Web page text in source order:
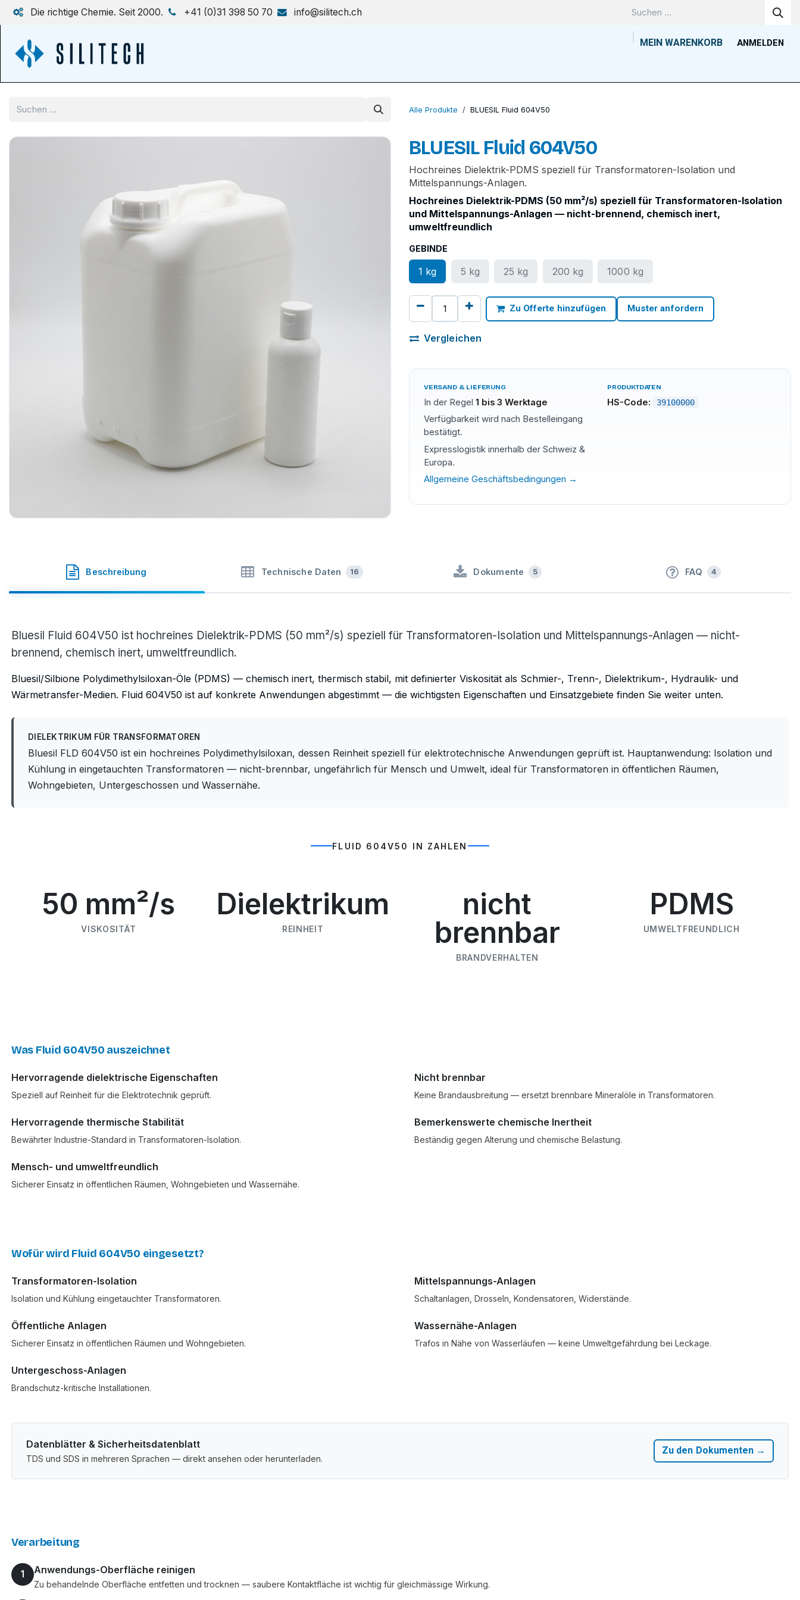
Zum Inhalt springen
Die richtige Chemie. Seit 2000. +41 (0)31 398 50 70 info@silitech.ch
MEIN WARENKORB ANMELDEN
Alle Produkte BLUESIL Fluid 604V50
BLUESIL Fluid 604V50
Hochreines Dielektrik-PDMS speziell für Transformatoren-Isolation und
Mittelspannungs-Anlagen.
Hochreines Dielektrik-PDMS (50 mm²/s) speziell für Transformatoren-Isolation
und Mittelspannungs-Anlagen — nicht-brennend, chemisch inert,
umweltfreundlich
GEBINDE
1 kg 5 kg 25 kg 200 kg 1000 kg
Zu Offerte hinzufügen Muster anfordern
Vergleichen
VERSAND & LIEFERUNG
In der Regel 1 bis 3 Werktage
Verfügbarkeit wird nach Bestelleingang
bestätigt.
Expresslogistik innerhalb der Schweiz &
Europa.
Allgemeine Geschäftsbedingungen →
PRODUKTDATEN
HS-Code: 39100000
Beschreibung Technische Daten 16 Dokumente 5 FAQ 4
Bluesil Fluid 604V50 ist hochreines Dielektrik-PDMS (50 mm²/s) speziell für Transformatoren-Isolation und Mittelspannungs-Anlagen — nicht-
brennend, chemisch inert, umweltfreundlich.
Bluesil/Silbione Polydimethylsiloxan-Öle (PDMS) — chemisch inert, thermisch stabil, mit definierter Viskosität als Schmier-, Trenn-, Dielektrikum-, Hydraulik- und
Wärmetransfer-Medien. Fluid 604V50 ist auf konkrete Anwendungen abgestimmt — die wichtigsten Eigenschaften und Einsatzgebiete finden Sie weiter unten.
DIELEKTRIKUM FÜR TRANSFORMATOREN
Bluesil FLD 604V50 ist ein hochreines Polydimethylsiloxan, dessen Reinheit speziell für elektrotechnische Anwendungen geprüft ist. Hauptanwendung: Isolation und
Kühlung in eingetauchten Transformatoren — nicht-brennbar, ungefährlich für Mensch und Umwelt, ideal für Transformatoren in öffentlichen Räumen,
Wohngebieten, Untergeschossen und Wassernähe.
FLUID 604V50 IN ZAHLEN
50 mm²/s
VISKOSITÄT
Dielektrikum
REINHEIT
nicht
brennbar
BRANDVERHALTEN
PDMS
UMWELTFREUNDLICH
Was Fluid 604V50 auszeichnet
Hervorragende dielektrische Eigenschaften
Speziell auf Reinheit für die Elektrotechnik geprüft.
Nicht brennbar
Keine Brandausbreitung — ersetzt brennbare Mineralöle in Transformatoren.
Hervorragende thermische Stabilität
Bewährter Industrie-Standard in Transformatoren-Isolation.
Bemerkenswerte chemische Inertheit
Beständig gegen Alterung und chemische Belastung.
Mensch- und umweltfreundlich
Sicherer Einsatz in öffentlichen Räumen, Wohngebieten und Wassernähe.
Wofür wird Fluid 604V50 eingesetzt?
Transformatoren-Isolation
Isolation und Kühlung eingetauchter Transformatoren.
Mittelspannungs-Anlagen
Schaltanlagen, Drosseln, Kondensatoren, Widerstände.
Öffentliche Anlagen
Sicherer Einsatz in öffentlichen Räumen und Wohngebieten.
Wassernähe-Anlagen
Trafos in Nähe von Wasserläufen — keine Umweltgefährdung bei Leckage.
Untergeschoss-Anlagen
Brandschutz-kritische Installationen.
Datenblätter & Sicherheitsdatenblatt
TDS und SDS in mehreren Sprachen — direkt ansehen oder herunterladen.
Zu den Dokumenten →
Verarbeitung
1 Anwendungs-Oberfläche reinigen
Zu behandelnde Oberfläche entfetten und trocknen — saubere Kontaktfläche ist wichtig für gleichmässige Wirkung.